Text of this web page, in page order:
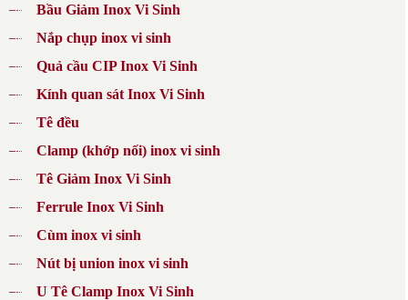
Bầu Giảm Inox Vi Sinh
Nắp chụp inox vi sinh
Quả cầu CIP Inox Vi Sinh
Kính quan sát Inox Vi Sinh
Tê đều
Clamp (khớp nối) inox vi sinh
Tê Giảm Inox Vi Sinh
Ferrule Inox Vi Sinh
Cùm inox vi sinh
Nút bị union inox vi sinh
U Tê Clamp Inox Vi Sinh